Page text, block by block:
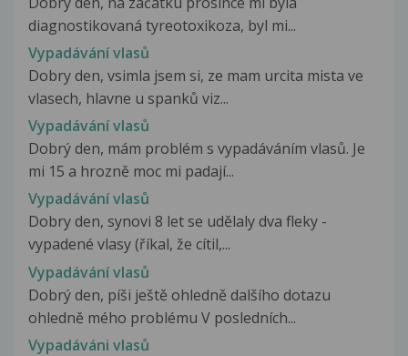
diagnostikovaná tyreotoxikoza, byl mi...
Vypadávání vlasů
Dobry den, vsimla jsem si, ze mam urcita mista ve
vlasech, hlavne u spanků viz...
Vypadávání vlasů
Dobrý den, mám problém s vypadáváním vlasů. Je
mi 15 a hrozně moc mi padají...
Vypadávání vlasů
Dobry den, synovi 8 let se udělaly dva fleky -
vypadené vlasy (říkal, že cítil,...
Vypadávání vlasů
Dobrý den, píši ještě ohledně dalšího dotazu
ohledně mého problému V posledních...
Vypadáváni vlasů